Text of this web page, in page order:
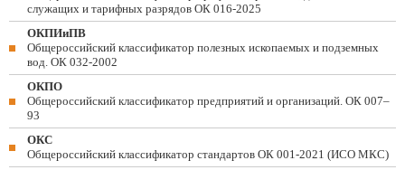
служащих и тарифных разрядов ОК 016-2025
ОКПИиПВ
Общероссийский классификатор полезных ископаемых и подземных
вод. ОК 032-2002
ОКПО
Общероссийский классификатор предприятий и организаций. ОК 007–
93
ОКС
Общероссийский классификатор стандартов ОК 001-2021 (ИСО МКС)